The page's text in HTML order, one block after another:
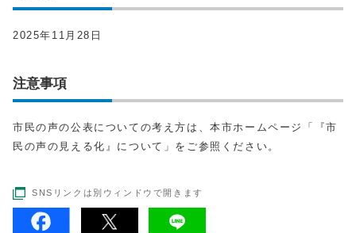
2025年11月28日
注意事項
市民の声の公表についての考え方は、本市ホームページ「『市
民の声の見える化』について」をご参照ください。
SNSリンクは別ウィンドウで開きます